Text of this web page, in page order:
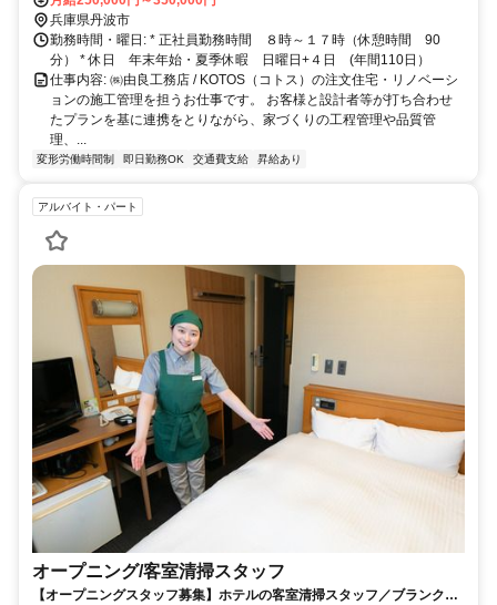
兵庫県丹波市
勤務時間・曜日: * 正社員勤務時間 ８時～１７時（休憩時間 90
分） * 休日 年末年始・夏季休暇 日曜日+４日 (年間110日）
仕事内容: ㈱由良工務店 / KOTOS（コトス）の注文住宅・リノベーシ
ョンの施工管理を担うお仕事です。 お客様と設計者等が打ち合わせ
たプランを基に連携をとりながら、家づくりの工程管理や品質管
理、...
変形労働時間制 即日勤務OK 交通費支給 昇給あり
アルバイト・パート
オープニング/客室清掃スタッフ
【オープニングスタッフ募集】ホテルの客室清掃スタッフ／ブランク復